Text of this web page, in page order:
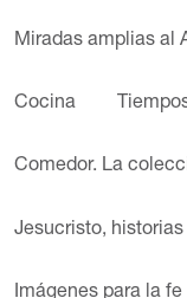
Miradas amplias al
Cocina
Comedor. La
Jesucristo,
Imágenes para la fe